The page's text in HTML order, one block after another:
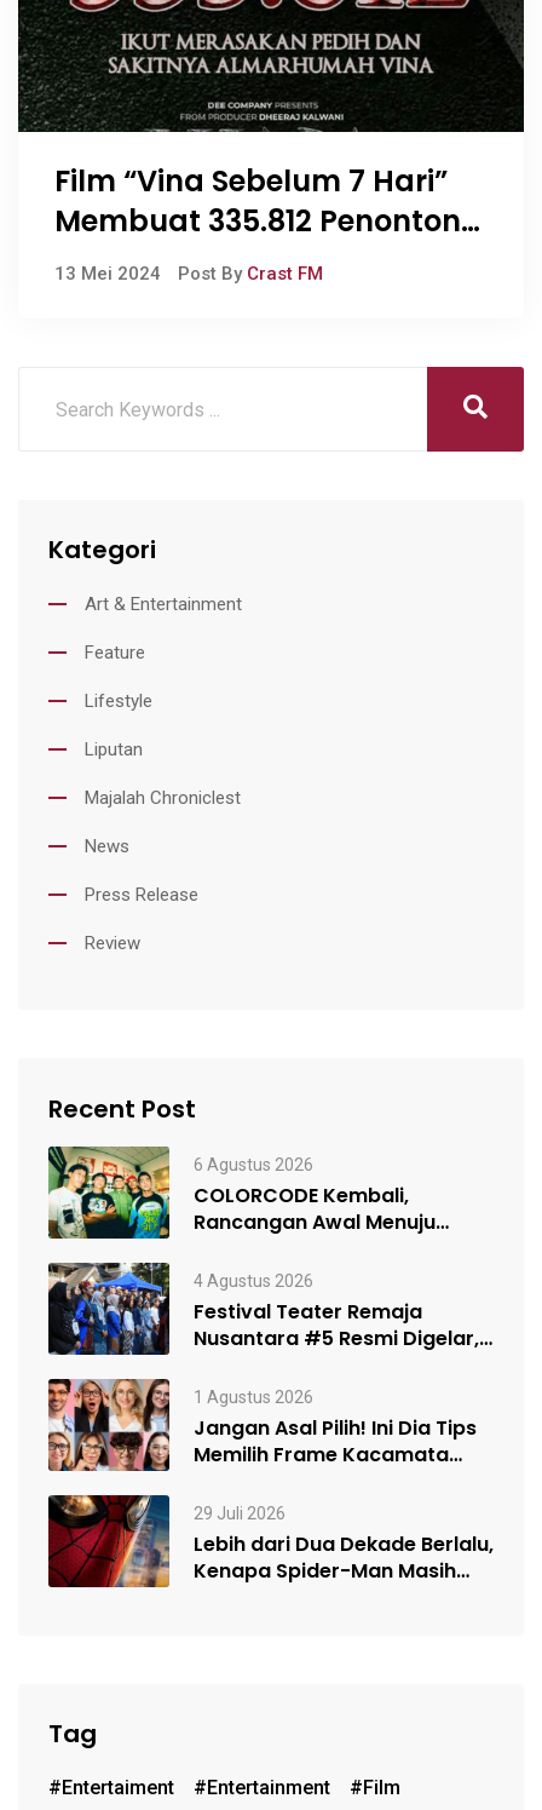
Film “Vina Sebelum 7 Hari”
Membuat 335.812 Penonton
Merasakan Kepedihan yang
13 Mei 2024 Post By Crast FM
Kategori
Art & Entertainment
Feature
Lifestyle
Liputan
Majalah Chroniclest
News
Press Release
Review
Recent Post
6 Agustus 2026
COLORCODE Kembali,
Rancangan Awal Menuju
4 Agustus 2026
Festival Teater Remaja
Nusantara #5 Resmi Digelar,
1 Agustus 2026
Jangan Asal Pilih! Ini Dia Tips
Memilih Frame Kacamata
29 Juli 2026
Lebih dari Dua Dekade Berlalu,
Kenapa Spider-Man Masih
Tag
#entertaiment #entertainment
#film